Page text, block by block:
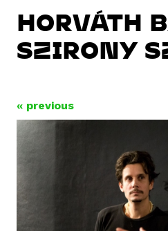
HORVÁTH
SZIRONY
« previous